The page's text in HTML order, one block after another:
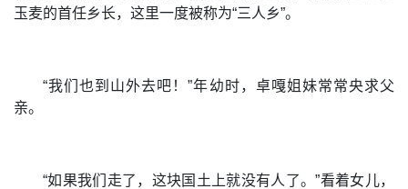
玉麦的首任乡长，这里一度被称为“三人乡”。
“我们也到山外去吧！”年幼时，卓嘎姐妹常常央求父
亲。
“如果我们走了，这块国土上就没有人了。”看着女儿，